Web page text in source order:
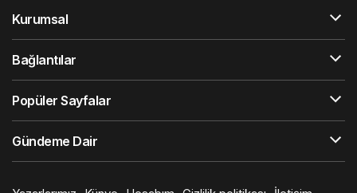
Kurumsal
Bağlantılar
Popüler Sayfalar
Gündeme Dair